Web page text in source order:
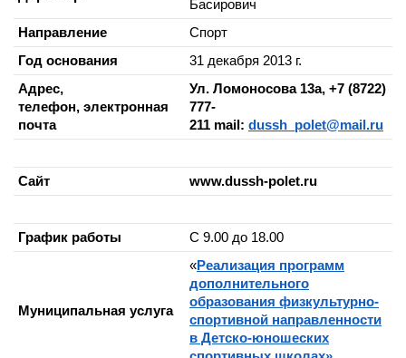
Басирович
Направление
Спорт
Год основания
31 декабря 2013 г.
Адрес,
телефон, электронная
почта
Ул. Ломоносова 13а, +7 (8722)
777-
211 mail: dussh_polet@mail.ru
Сайт www.dussh-polet.ru
График работы С 9.00 до 18.00
Муниципальная услуга
«Реализация программ
дополнительного
образования физкультурно-
спортивной направленности
в Детско-юношеских